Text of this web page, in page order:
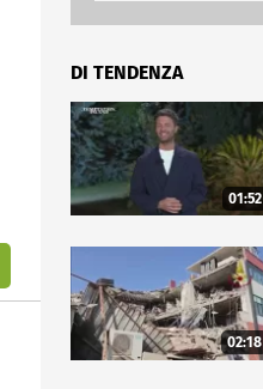
DI TENDENZA
01:52
02:18